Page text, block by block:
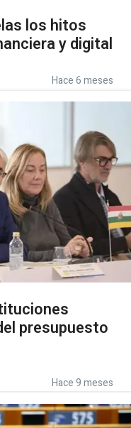
los hitos
y digital
Hace 6 meses
presupuesto
Hace 9 meses